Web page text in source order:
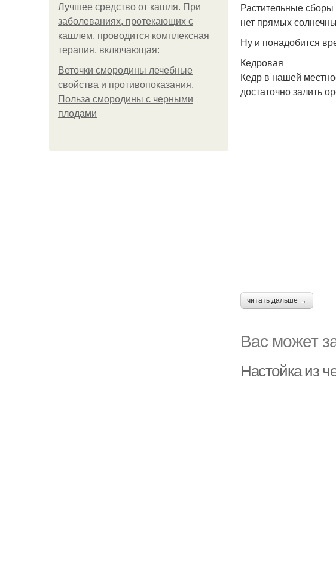
Лучшее средство от кашля. При
заболеваниях, протекающих с
кашлем, проводится комплексная
терапия, включающая:
Веточки смородины лечебные
свойства и противопоказания.
Польза смородины с черными
плодами
Растительные
нет прямых
Ну и понадобится
Кедровая
Кедр в нашей
достаточно залить
читать дальше →
Вас может
Настойка из